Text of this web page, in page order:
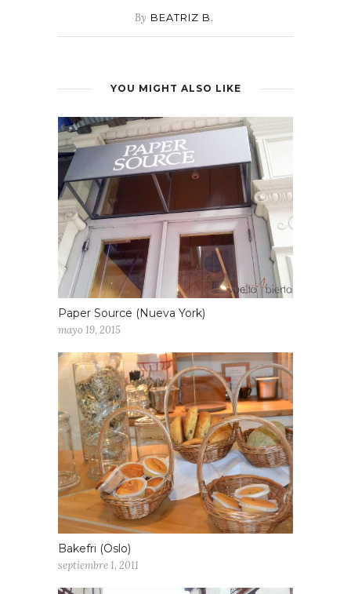
By BEATRIZ B.
YOU MIGHT ALSO LIKE
Paper Source (Nueva York)
mayo 19, 2015
Bakefri (Oslo)
septiembre 1, 2011